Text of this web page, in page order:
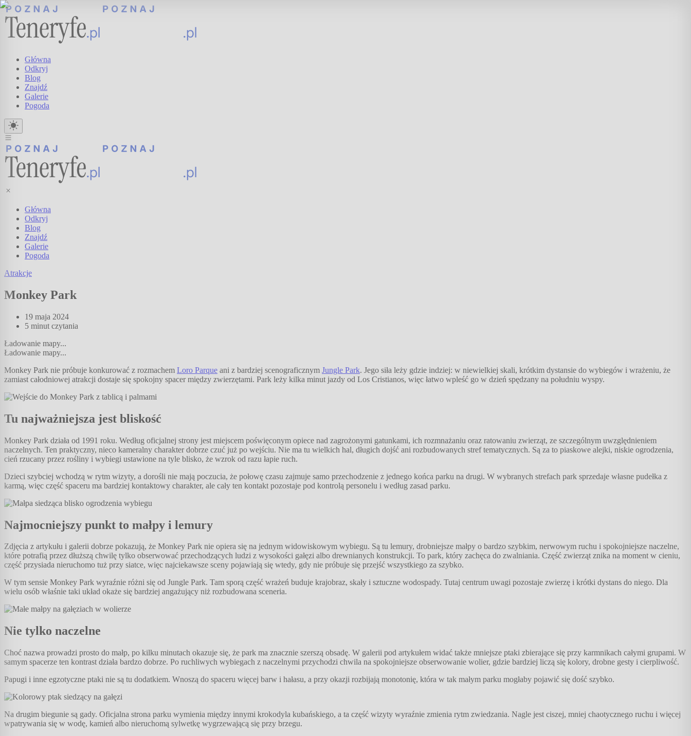
Główna
Odkryj
Blog
Znajdź
Galerie
Pogoda
Główna
Odkryj
Blog
Znajdź
Galerie
Pogoda
Atrakcje
Monkey Park
19 maja 2024
5 minut czytania
Ładowanie mapy...
Ładowanie mapy...
Monkey Park nie próbuje konkurować z rozmachem Loro Parque ani z bardziej scenograficznym Jungle Park. Jego siła leży gdzie indziej: w niewielkiej skali, krótkim dystansie do wybiegów i wrażeniu, że
zamiast całodniowej atrakcji dostaje się spokojny spacer między zwierzętami. Park leży kilka minut jazdy od Los Cristianos, więc łatwo wpleść go w dzień spędzany na południu wyspy.
Tu najważniejsza jest bliskość
Monkey Park działa od 1991 roku. Według oficjalnej strony jest miejscem poświęconym opiece nad zagrożonymi gatunkami, ich rozmnażaniu oraz ratowaniu zwierząt, ze szczególnym uwzględnieniem
naczelnych. Ten praktyczny, nieco kameralny charakter dobrze czuć już po wejściu. Nie ma tu wielkich hal, długich dojść ani rozbudowanych stref tematycznych. Są za to piaskowe alejki, niskie ogrodzenia,
cień rzucany przez rośliny i wybiegi ustawione na tyle blisko, że wzrok od razu łapie ruch.
Dzieci szybciej wchodzą w rytm wizyty, a dorośli nie mają poczucia, że połowę czasu zajmuje samo przechodzenie z jednego końca parku na drugi. W wybranych strefach park sprzedaje własne pudełka z
karmą, więc część spaceru ma bardziej kontaktowy charakter, ale cały ten kontakt pozostaje pod kontrolą personelu i według zasad parku.
Najmocniejszy punkt to małpy i lemury
Zdjęcia z artykułu i galerii dobrze pokazują, że Monkey Park nie opiera się na jednym widowiskowym wybiegu. Są tu lemury, drobniejsze małpy o bardzo szybkim, nerwowym ruchu i spokojniejsze naczelne,
które potrafią przez dłuższą chwilę tylko obserwować przechodzących ludzi z wysokości gałęzi albo drewnianych konstrukcji. To park, który zachęca do zwalniania. Część zwierząt znika na moment w cieniu,
część przysiada nieruchomo tuż przy siatce, więc najciekawsze sceny pojawiają się wtedy, gdy nie próbuje się przejść wszystkiego za szybko.
W tym sensie Monkey Park wyraźnie różni się od Jungle Park. Tam sporą część wrażeń buduje krajobraz, skały i sztuczne wodospady. Tutaj centrum uwagi pozostaje zwierzę i krótki dystans do niego. Dla
wielu osób właśnie taki układ okaże się bardziej angażujący niż rozbudowana sceneria.
Nie tylko naczelne
Choć nazwa prowadzi prosto do małp, po kilku minutach okazuje się, że park ma znacznie szerszą obsadę. W galerii pod artykułem widać także mniejsze ptaki zbierające się przy karmnikach całymi grupami. W
samym spacerze ten kontrast działa bardzo dobrze. Po ruchliwych wybiegach z naczelnymi przychodzi chwila na spokojniejsze obserwowanie wolier, gdzie bardziej liczą się kolory, drobne gesty i cierpliwość.
Papugi i inne egzotyczne ptaki nie są tu dodatkiem. Wnoszą do spaceru więcej barw i hałasu, a przy okazji rozbijają monotonię, która w tak małym parku mogłaby pojawić się dość szybko.
Na drugim biegunie są gady. Oficjalna strona parku wymienia między innymi krokodyla kubańskiego, a ta część wizyty wyraźnie zmienia rytm zwiedzania. Nagle jest ciszej, mniej chaotycznego ruchu i więcej
wpatrywania się w wodę, kamień albo nieruchomą sylwetkę wygrzewającą się przy brzegu.